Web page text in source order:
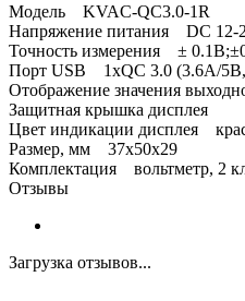
Модель KVAC-QC3.0-1R
Напряжение питания DC 12-
Точность измерения ±
Порт USB 1xQC 3.0 (3.6A/
Отображение значения
Защитная крышка дисплея
Цвет индикации дисплея
Размер, мм 37x50x29
Комплектация вольтметр, 2
Отзывы
Загрузка отзывов...